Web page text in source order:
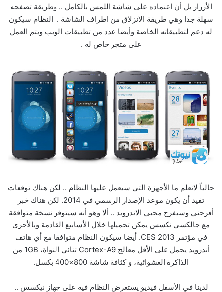
الأزرار بل أن اعنماده على شاشة اللمس بالكامل .. وطريقة تصفحه
سهلة جدا وهي طريقة الانزلاق من اطراف الشاشة .. النظام سيكون
له دعم لتطبيقاته الخاصة وأيضا عدد من تطبيقات الويب ويتم العمل
على متجر خاص له .
حالياً لانعلم ما الأجهزة التي سيعمل عليها النظام .. لكن هناك توقعات
تفيد أن يكون موعد الإصدار الرسمي في 2014. لكن هناك خبر
أفرحني وسيفرح محبي الاندرويد .. ألا وهو أنه سيتوفر نسخة متوافقة
مع جالكسي نكسس يمكن تحميلها خلال الأسابيع القادمة وبالأحرى
في مؤتمر CES 2013. أيضا سيكون النظام متوافقا مع أي هاتف
أندرويد يحمل على الأقل معالج Cortex-A9 ثنائي النواة، 1GB من
الذاكرة العشوائية، و كثافة شاشة 800×400 بكسل.
لدينا في الأسفل فيديو يستعرض النظام فيه على جهاز نيكسس ..